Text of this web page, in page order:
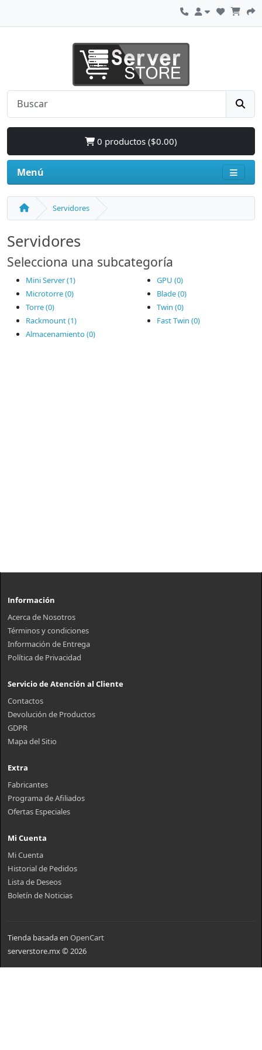
0 productos ($0.00)
Menú
Servidores
Servidores
Selecciona una subcategoría
Mini Server (1)
Microtorre (0)
Torre (0)
Rackmount (1)
Almacenamiento (0)
GPU (0)
Blade (0)
Twin (0)
Fast Twin (0)
Información
Acerca de Nosotros
Términos y condiciones
Información de Entrega
Política de Privacidad
Servicio de Atención al Cliente
Contactos
Devolución de Productos
GDPR
Mapa del Sitio
Extra
Fabricantes
Programa de Afiliados
Ofertas Especiales
Mi Cuenta
Mi Cuenta
Historial de Pedidos
Lista de Deseos
Boletín de Noticias
Tienda basada en OpenCart
serverstore.mx © 2026